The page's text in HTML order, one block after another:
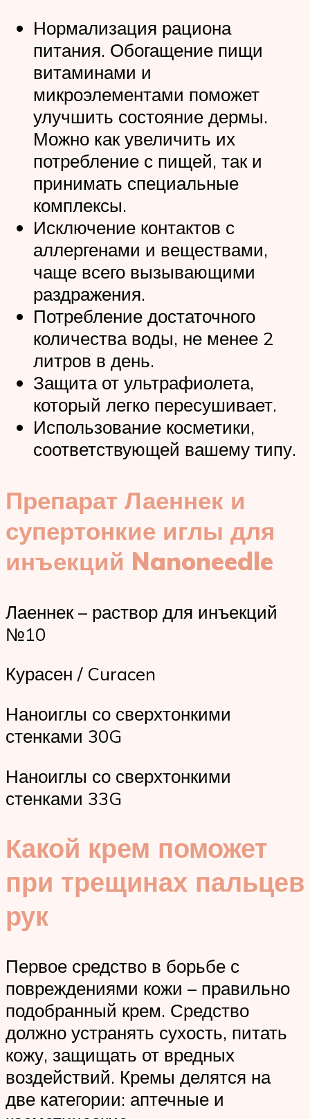
Нормализация рациона
питания. Обогащение пищи
витаминами и
микроэлементами поможет
улучшить состояние дермы.
Можно как увеличить их
потребление с пищей, так и
принимать специальные
комплексы.
Исключение контактов с
аллергенами и веществами,
чаще всего вызывающими
раздражения.
Потребление достаточного
количества воды, не менее 2
литров в день.
Защита от ультрафиолета,
который легко пересушивает.
Использование косметики,
соответствующей вашему типу.
Препарат Лаеннек и
супертонкие иглы для
инъекций Nanoneedle
Лаеннек – раствор для инъекций
№10
Курасен / Curacen
Наноиглы со сверхтонкими
стенками 30G
Наноиглы со сверхтонкими
стенками 33G
Какой крем поможет
при трещинах пальцев
рук
Первое средство в борьбе с
повреждениями кожи – правильно
подобранный крем. Средство
должно устранять сухость, питать
кожу, защищать от вредных
воздействий. Кремы делятся на
две категории: аптечные и